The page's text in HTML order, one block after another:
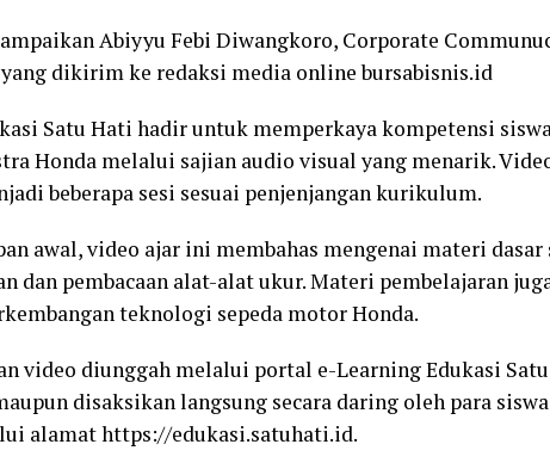
Abiyyu Febi Diwangkoro, Corporate
dikirim ke redaksi media online bursabisnis.id
Satu Hati hadir untuk memperkaya kompetensi
Honda melalui sajian audio visual yang menarik.
beberapa sesi sesuai penjenjangan kurikulum.
awal, video ajar ini membahas mengenai materi
dan pembacaan alat-alat ukur. Materi pembelajaran
teknologi sepeda motor Honda.
video diunggah melalui portal e-Learning Edukasi
disaksikan langsung secara daring oleh para
alamat https://edukasi.satuhati.id.